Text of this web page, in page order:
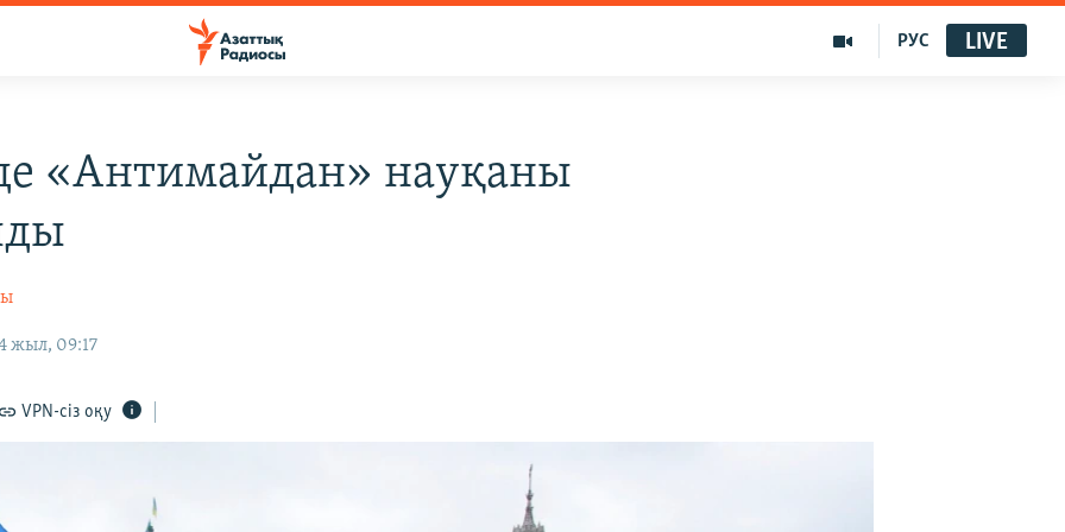
РУС LIVE
«Антимайдан» науқаны
жыл, 09:17
VPN-сіз оқу